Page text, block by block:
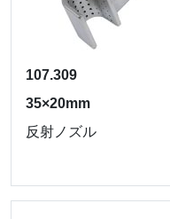
107.309
35×20mm
反射ノズル